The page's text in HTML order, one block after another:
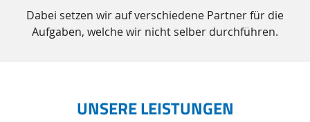
Dabei setzen wir auf verschiedene Partner für die
Aufgaben, welche wir nicht selber durchführen.
UNSERE LEISTUNGEN